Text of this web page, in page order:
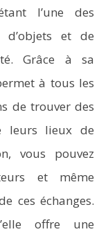
l’une des
d’objets et de
Grâce à sa
à tous les
de trouver des
leurs lieux de
vous pouvez
et même
ces échanges.
offre une